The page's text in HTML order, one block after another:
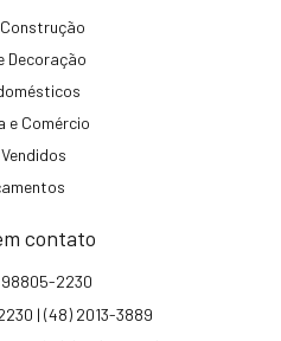
Decoração
e Comércio
contato
2230
| (48) 2013-3889